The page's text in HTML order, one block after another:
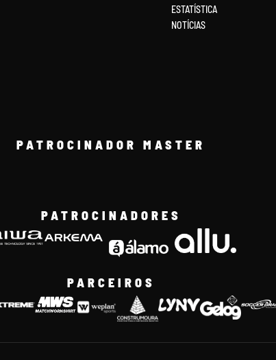
ESTATÍSTICA
NOTÍCIAS
PATROCINADOR MASTER
PATROCINADORES
PARCEIROS